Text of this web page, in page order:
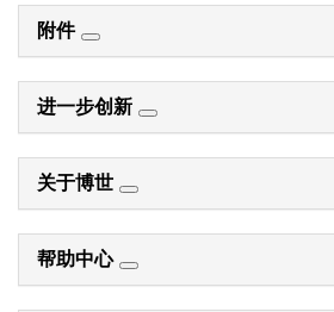
附件
进一步创新
关于博世
帮助中心